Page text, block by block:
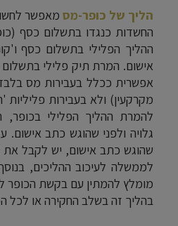
הליך של כופר-מס מאפשר
החשדות כנגדו בתשלום כסף
ההליך הפלילי בתשלום כסף
אישום. המרת תיק פלילי בתשלום
אפשרית ככלל בעבירות מס
מקרקעין) ולא בעבירות פליליות
להמרת ההליך הפלילי
גלויה ולפני שהוגש כתב
שהוגש כתב אישום, יש לקבל את
לממשלה לעיכוב ההליכים,
מומלץ להמתין עם בקשת הכופר
בהליך זה בשלב החקירה או לכל